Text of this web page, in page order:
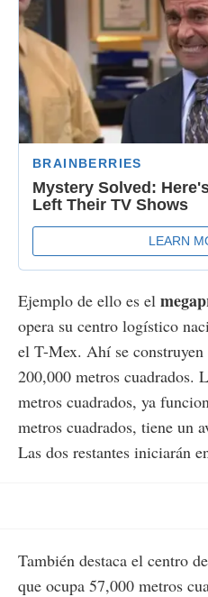
Ejemplo de ello es el
opera su centro logístico
el T-Mex. Ahí se construyen
200,000 metros cuadrados.
metros cuadrados, ya
metros cuadrados, tiene un
Las dos restantes iniciarán
También destaca el centro
que ocupa 57,000 metros